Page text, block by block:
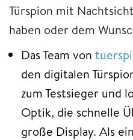
Türspion mit
haben oder dem
Das Team von
den digitalen
zum Testsieger und
Optik, die schnelle
große Display. Als